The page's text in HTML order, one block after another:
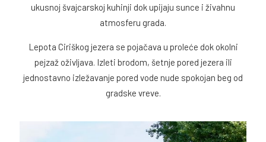
ukusnoj švajcarskoj kuhinji dok upijaju sunce i živahnu
atmosferu grada.
Lepota Ciriškog jezera se pojačava u proleće dok okolni
pejzaž oživljava. Izleti brodom, šetnje pored jezera ili
jednostavno izležavanje pored vode nude spokojan beg od
gradske vreve.